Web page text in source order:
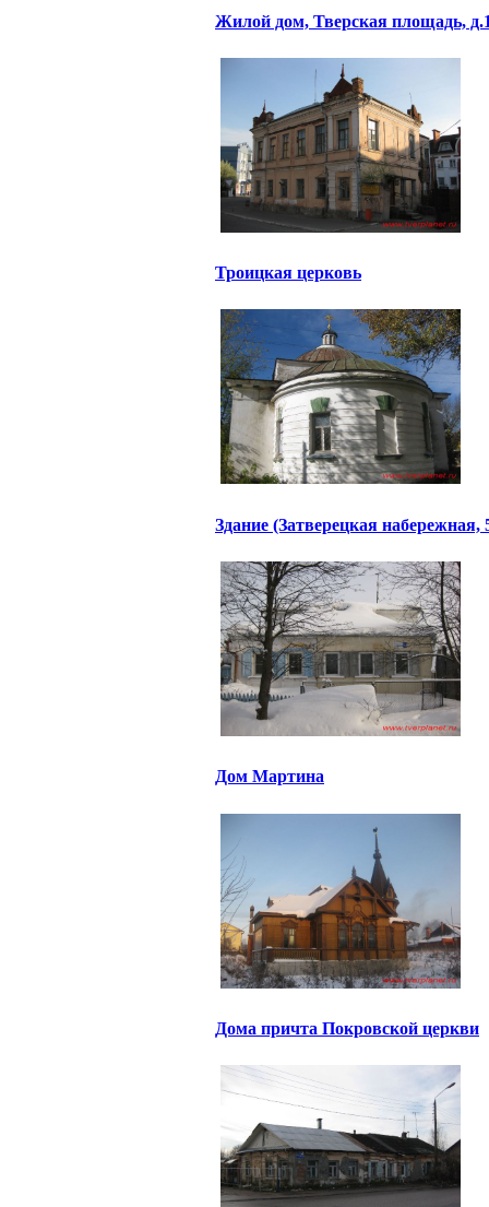
Жилой дом, Тверская площадь,
Троицкая церковь
Здание (Затверецкая набережная,
Дом Мартина
Дома причта Покровской церкви